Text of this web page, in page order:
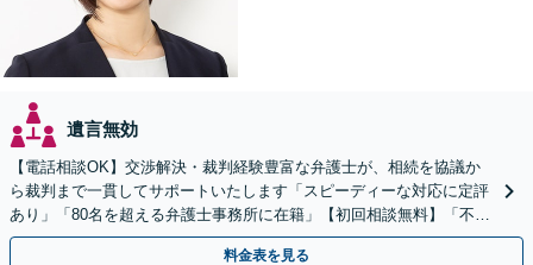
遺言無効
【電話相談OK】交渉解決・裁判経験豊富な弁護士が、相続を協議か
ら裁判まで一貫してサポートいたします「スピーディーな対応に定評
あり」「80名を超える弁護士事務所に在籍」【初回相談無料】「不動
産相続に強い」【完全個室対応】【バリアフリー対応】
料金表を見る